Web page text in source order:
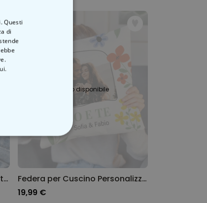
Set di 6 Tatuaggi Personalizzati con Disegni e Testo Retrò
Presto disponibile
Federa per Cuscino Personalizzata con Foto e Testo
19,99 €
Questi
di